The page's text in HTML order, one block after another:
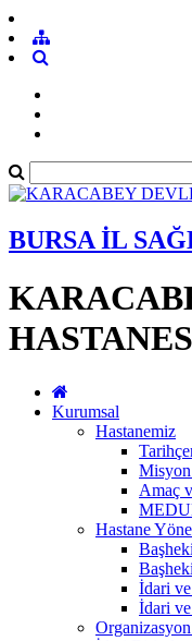
BURSA İL
Kurumsal
Hastanemiz
Amaç
Hastane
İdari
İdari ve
Organizasyon